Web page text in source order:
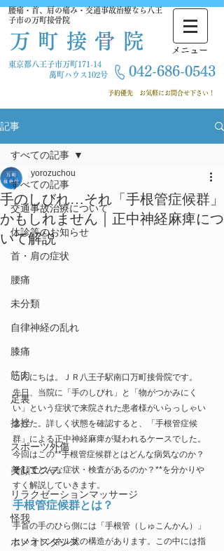
腰痛・首、肩の痛み・交通事故治療なら八王
子市の万町接骨院
万町接骨院 ​メニュー
東京都八王子市万町171-14
萬町ハウス102号
042-686-0543
​ 予約優先 お気軽にお問合せ下さい！
記事
すべての記事
交通事故治療について
休診等のお知らせ
首・肩の症状
腰痛
未分類
自律神経の乱れ
膝痛
筋肉
足裏
捻挫
スポーツ外傷
美顔エステ
リラクゼーションマッサージ
怪我
ホメオスタシス
すべての記事
手のしびれ…それ「手根管症候群」
かもしれません｜正中神経麻痺につ
いて解説
yorozuchou
こんにちは。ＪＲ八王子駅南口万町接骨院です。
先日、当院に「手のしびれ」と「物がつかみにく
い」という症状で来院された患者様がいらっしゃい
ました。詳しく状態を確認すると、「手根管症候
群」による正中神経麻痺が疑われるケースでした。
今回はこの**手根管症候群とはどんな病気なのか？
そしてどんな症状・検査があるのか？**を分かりや
すく解説していきます。
手根管症候群とは？
手首の手のひら側には「手根管（しゅこんかん）」
というトンネル状の構造があります。この中には指